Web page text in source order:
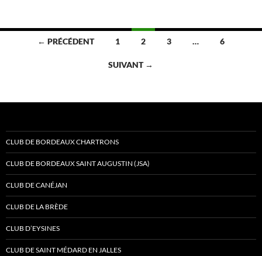
Navigation
← PRÉCÉDENT 1 2 3 … 6
SUIVANT →
CLUB DE BORDEAUX CHARTRONS
CLUB DE BORDEAUX SAINT AUGUSTIN (JSA)
CLUB DE CANÉJAN
CLUB DE LA BRÈDE
CLUB D’EYSINES
CLUB DE SAINT MÉDARD EN JALLES